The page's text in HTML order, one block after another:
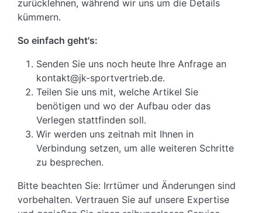
zurücklehnen, während wir uns um die Details
kümmern.
So einfach geht's:
Senden Sie uns noch heute Ihre Anfrage an
kontakt@jk-sportvertrieb.de.
Teilen Sie uns mit, welche Artikel Sie
benötigen und wo der Aufbau oder das
Verlegen stattfinden soll.
Wir werden uns zeitnah mit Ihnen in
Verbindung setzen, um alle weiteren Schritte
zu besprechen.
Bitte beachten Sie: Irrtümer und Änderungen sind
vorbehalten. Vertrauen Sie auf unsere Expertise